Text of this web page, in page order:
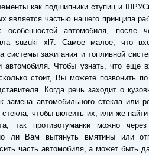
как подшипники ступиц и
является частью нашего принципа
автомобиля, после
suzuki xl7. Самое малое, что
системы зажигания и топливной
автомобиля. Чтобы узнать, что еще
стоит, Вы можете позвонить
Когда речь заходит о
замена автомобильного стекла или
стекла, чтобы вклеить их, или же
так противотуманки можно через
ли Вам вытянуть вмятины или
часть автомобиля, а может быть